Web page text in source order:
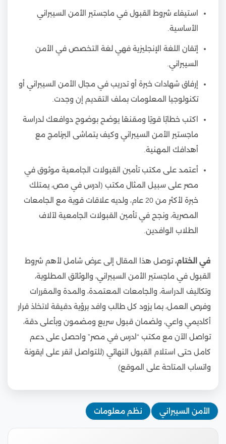
استيفاء شروط القبول في ماجستير الأمن السيبراني
الأساسية.
إتقان اللغة الإنجليزية فهي لغة التخصص في الأمن
السيبراني.
إرفاق شهادات خبرة أو تدريب في مجال الأمن السيبراني أو
تكنولوجيا المعلومات بملف التقديم إن وجدت.
اكتب خطابًا قويًا ومقنعًا يوضح بوضوح دوافعك لدراسة
ماجستير الأمن السيبراني وكيف يتماشى البرنامج مع
أهدافك المهنية.
أعتمد على مكتب تأمين القبولات الجامعية موثوق في
مصر على سبيل المثال مكتب (ادرس في مص، يمتلك
خبرة لأكثر من 20 عام، ولديه علاقات قوية مع الجامعات
المصرية، ونجح في تأمين القبولات الجامعية لآلاف
الطلاب الوافدين.
في الختام،توصل هذا المقال إلى عرض شامل لأهم شروط
القبول في ماجستير الأمن السيبراني، والوثائق المطلوبة،
وتكاليف الدراسة، والجامعات المعتمدة، والمدة والمقررات
وفرص العمل، بما يزود كل طالب وافد برؤية دقيقة لاتخاذ قرار
أكاديمي واعي، ولضمان قبول سريع ومضمون وبأعلى دقة،
تواصل الآن مع مكتب “ادرس في مصر” واحصل على دعم
كامل حتى استلام القبول النهائي (للتواصل انقر على ايقونة
واتساب المتاحة على الموقع)
الأمن السيبراني نظم معلومات